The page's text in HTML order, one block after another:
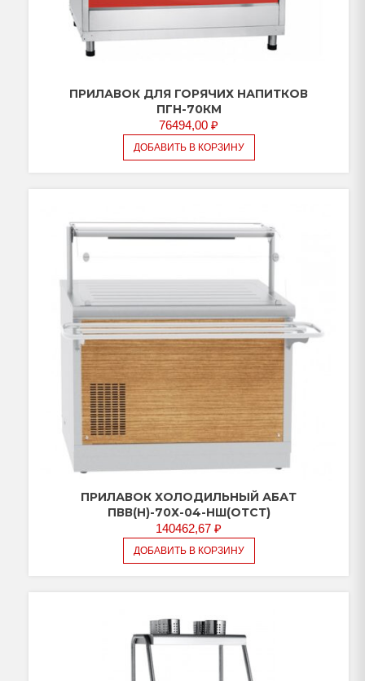
ПРИЛАВОК ДЛЯ ГОРЯЧИХ НАПИТКОВ
ПГН-70КМ
76494,00 ₽
ДОБАВИТЬ В КОРЗИНУ
ПРИЛАВОК ХОЛОДИЛЬНЫЙ АБАТ
ПВВ(Н)-70Х-04-НШ(ОТСТ)
140462,67 ₽
ДОБАВИТЬ В КОРЗИНУ